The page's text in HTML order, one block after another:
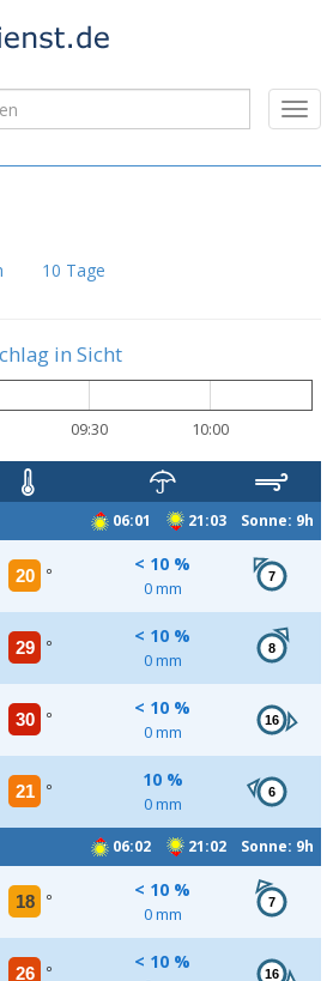
10 Tage
in Sicht
09:30 10:00
06:01 21:03 Sonne: 9h
20 °
< 10 %
0 mm
7
29 °
< 10 %
0 mm
8
30 °
< 10 %
0 mm
16
21 °
10 %
0 mm
6
06:02 21:02 Sonne: 9h
18 °
< 10 %
0 mm
7
26 °
< 10 %
16